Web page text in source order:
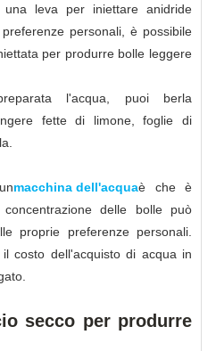
leva per iniettare anidride
personali, è possibile
per produrre bolle leggere
l'acqua, puoi berla
fette di limone, foglie di
macchina dell'acquaè che è
delle bolle può
proprie preferenze personali.
costo dell'acquisto di acqua in
secco per produrre